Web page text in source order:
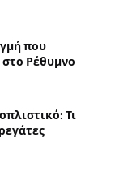
που
Ρέθυμνο
Τι